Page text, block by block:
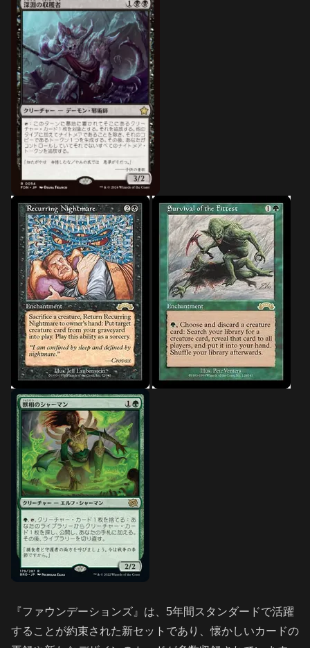
『ファウンデーションズ』は、5年間スタンダードで活躍
することが約束された新セットであり、懐かしいカードの